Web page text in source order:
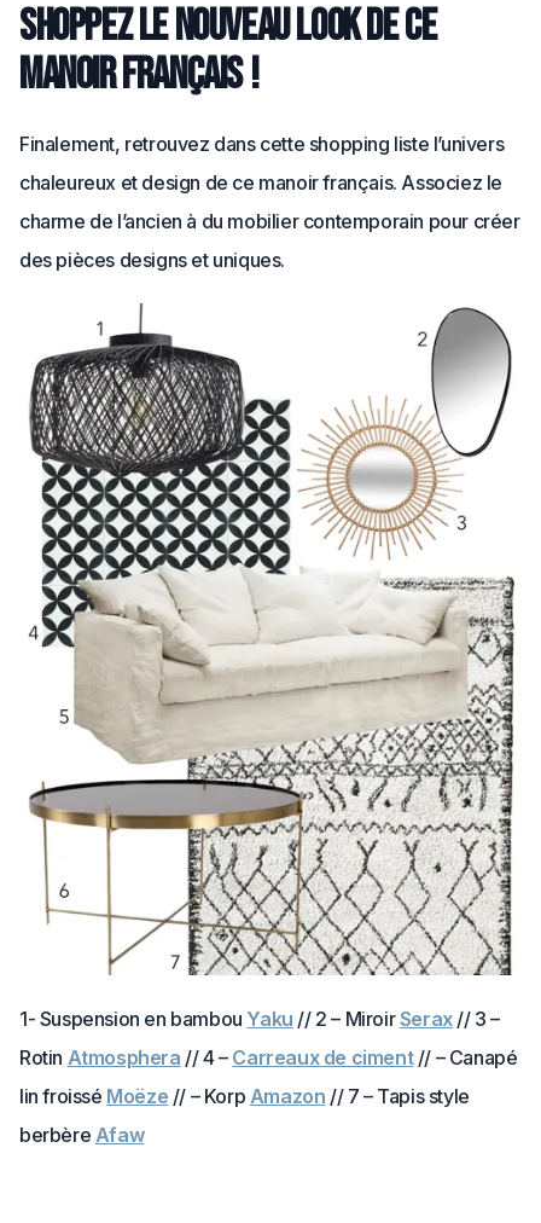
Shoppez le nouveau look de ce
manoir français !
Finalement, retrouvez dans cette shopping liste l’univers
chaleureux et design de ce manoir français. Associez le
charme de l’ancien à du mobilier contemporain pour créer
des pièces designs et uniques.
1- Suspension en bambou Yaku // 2 – MiroirSerax// 3 –
Rotin Atmosphera // 4 – Carreaux de ciment// – Canapé
lin froissé Moëze // – Korp Amazon // 7 – Tapis style
berbère Afaw